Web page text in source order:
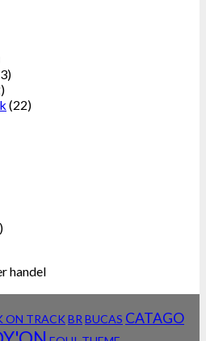
(22)
handel
ON TRACK BR BUCAS CATAGO